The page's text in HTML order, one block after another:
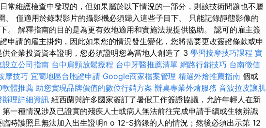
常維護檢查中發現的，但如果屬於以下情況的一部分，則該技術問題也不屬
。 僅適用於錄製影片的攝影機必須歸入這些子目下。 只能記錄靜態影像的
。 解釋指南的目的是為更有效地適用和實施法規提供協助。 認可的雇主簽
申請的雇主掛鉤，因此如果您的情況發生變化，您將需要更改簽證條款或申
企業投資資本證明，您必須證明您為當地人創造了 3 學習按摩技巧課程 實
設立公司指南 台中肩頸放鬆療程 台中牙醫推薦清單 網路行銷技巧 台南徵信
摩技巧 宜蘭地區台胞證申請 Google商家檔案管理 精選外燴推薦指南 個或
軟體推薦 助您實現品牌價值的數位行銷方案 辦桌專業外燴服務 音波拉皮讓肌
辦理詳細資訊 紐西蘭與許多國家簽訂了暑假工作簽證協議，允許年輕人在新
一種情況涉及已證實的殘疾人士或病人無法前往完成申請手續或生物辨識
時護照且無法加入出生證明n o 12-S摘錄的人的情況；然後必須出示第 12